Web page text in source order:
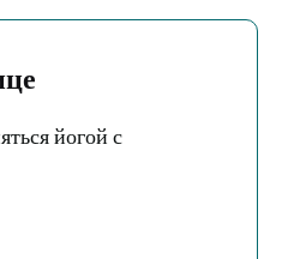
йогой с